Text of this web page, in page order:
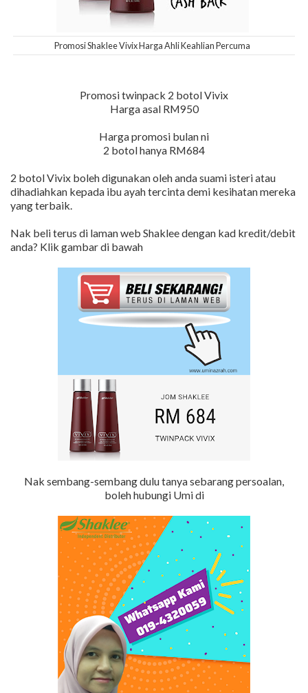
Promosi Shaklee Vivix Harga Ahli Keahlian Percuma
Promosi twinpack 2 botol Vivix
Harga asal RM950
Harga promosi bulan ni
2 botol hanya RM684
2 botol Vivix boleh digunakan oleh anda suami isteri atau
dihadiahkan kepada ibu ayah tercinta demi kesihatan mereka
yang terbaik.
Nak beli terus di laman web Shaklee dengan kad kredit/debit
anda? Klik gambar di bawah
Nak sembang-sembang dulu tanya sebarang persoalan,
boleh hubungi Umi di